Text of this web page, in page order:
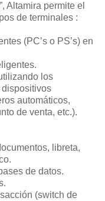
Altamira permite el
de terminales :
(PC’s o PS’s) en
los
automáticos,
de venta, etc.).
libreta,
de datos.
(switch de